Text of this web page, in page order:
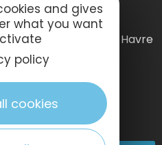
Tourisme
– BP 649 – 76059 Le Havre
Étretat
and gives
what you want
policy
cookies